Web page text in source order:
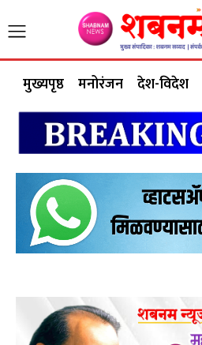
मुख्यपृष्ठ मनोरंजन देश-विदेश